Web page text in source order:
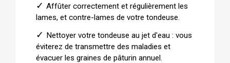
✓ Affûter correctement et régulièrement les
lames, et contre-lames de votre tondeuse.
✓ Nettoyer votre tondeuse au jet d'eau : vous
éviterez de transmettre des maladies et
évacuer les graines de pâturin annuel.